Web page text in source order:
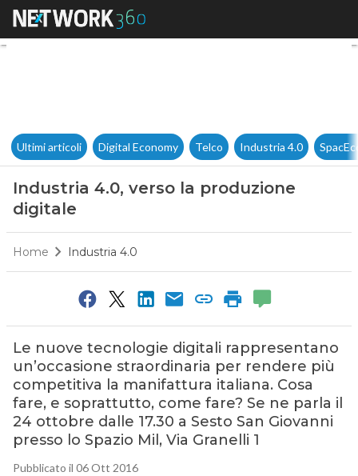
Industria 4.0, verso la
Ultimi articoli Digital Economy Telco Industria 4.0
Industria 4.0, verso la produzione
digitale
Home Industria 4.0
Le nuove tecnologie digitali rappresentano
un’occasione straordinaria per rendere più
competitiva la manifattura italiana. Cosa
fare, e soprattutto, come fare? Se ne parla il
24 ottobre dalle 17.30 a Sesto San Giovanni
presso lo Spazio Mil, Via Granelli 1
Pubblicato il 06 Ott 2016